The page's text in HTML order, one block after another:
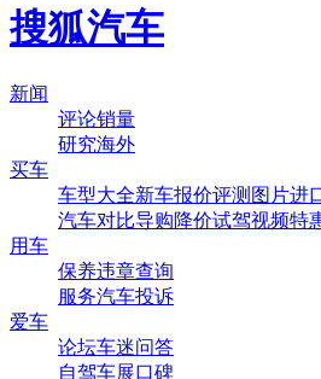
搜狐汽车
新闻
评论销量
研究海外
买车
车型大全新车报价评测 图片进
汽车对比导购降价试驾视频特
用车
保养违章查询
服务汽车投诉
爱车
论坛车迷问答
自驾车展口碑